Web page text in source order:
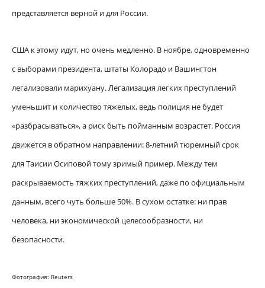
представляется верной и для России.
США к этому идут, но очень медленно. В ноябре, одновременно
с выборами президента, штаты Колорадо и Вашингтон
легализовали марихуану. Легализация легких преступлений
уменьшит и количество тяжелых, ведь полиция не будет
«разбрасываться», а риск быть пойманным возрастет. Россия
движется в обратном направлении: 8-летний тюремный срок
для Таисии Осиповой тому зримый пример. Между тем
раскрываемость тяжких преступлений, даже по официальным
данным, всего чуть больше 50%. В сухом остатке: ни прав
человека, ни экономической целесообразности, ни
безопасности.
Фотография: Reuters